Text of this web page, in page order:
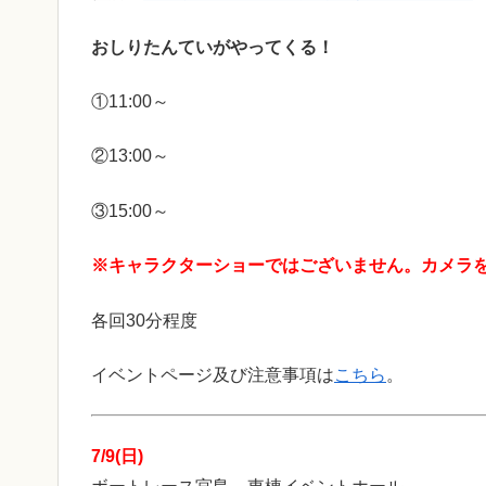
おしりたんていがやってくる！
①11:00～
②13:00～
③15:00～
※キャラクターショーではございません。カメラ
各回30分程度
イベントページ及び注意事項はこちら 。
7/9(日)